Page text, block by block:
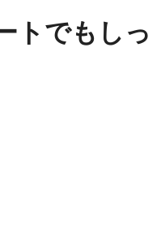
トでもしっ